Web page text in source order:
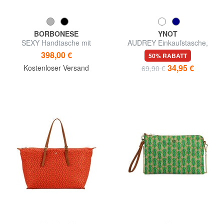
BORBONESE
SEXY Handtasche mit
Schulterriemen
398,00 €
Kostenloser Versand
YNOT
AUDREY Einkaufstasche,
Umhängetasche
50% RABATT
69,90 € 34,95 €